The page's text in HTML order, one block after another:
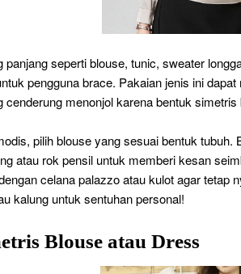
panjang seperti blouse, tunic, sweater
pengguna brace. Pakaian jenis ini
cenderung menonjol karena bentuk simetris
pilih blouse yang sesuai bentuk
atau rok pensil untuk memberi kesan
celana palazzo atau kulot agar tetap
kalung untuk sentuhan personal!
Blouse atau Dress